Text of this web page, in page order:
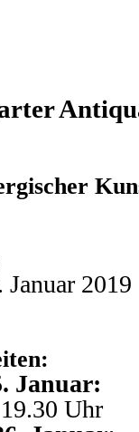
2019
Januar:
Uhr